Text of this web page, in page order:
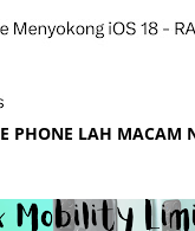
PHONE LAH MACAM